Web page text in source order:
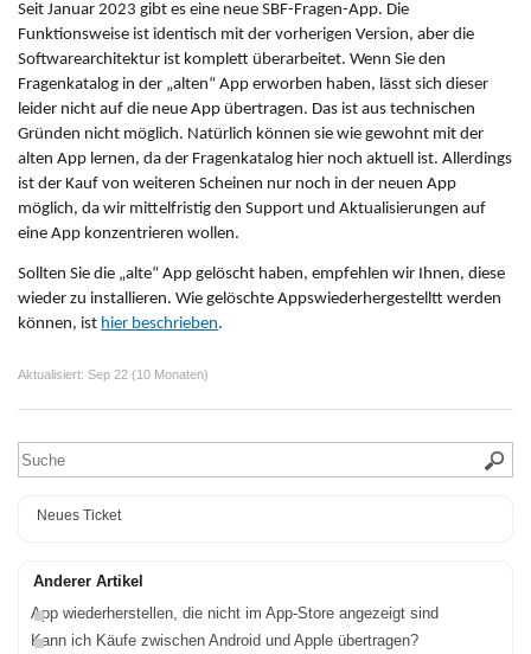
Seit Januar 2023 gibt es eine neue SBF-Fragen-App. Die
Funktionsweise ist identisch mit der vorherigen Version, aber die
Softwarearchitektur ist komplett überarbeitet. Wenn Sie den
Fragenkatalog in der „alten“ App erworben haben, lässt sich dieser
leider nicht auf die neue App übertragen. Das ist aus technischen
Gründen nicht möglich. Natürlich können sie wie gewohnt mit der
alten App lernen, da der Fragenkatalog hier noch aktuell ist. Allerdings
ist der Kauf von weiteren Scheinen nur noch in der neuen App
möglich, da wir mittelfristig den Support und Aktualisierungen auf
eine App konzentrieren wollen.
Sollten Sie die „alte“ App gelöscht haben, empfehlen wir Ihnen, diese
wieder zu installieren. Wie gelöschte Appswiederhergestelltt werden
können, ist hier beschrieben.
Aktualisiert: Sep 22 (10 Monaten)
Neues Ticket
Anderer Artikel
App wiederherstellen, die nicht im App-Store angezeigt sind
Kann ich Käufe zwischen Android und Apple übertragen?